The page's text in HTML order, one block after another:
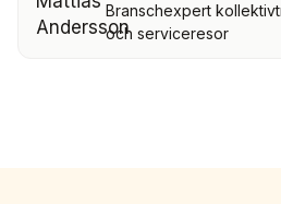
Branschexpert
och serviceresor